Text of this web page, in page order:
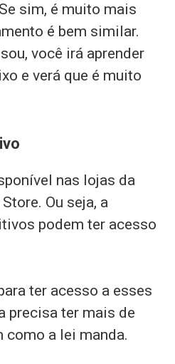
sim, é muito mais
é bem similar.
você irá aprender
e verá que é muito
nas lojas da
Ou seja, a
podem ter acesso
ter acesso a esses
precisa ter mais de
como a lei manda.